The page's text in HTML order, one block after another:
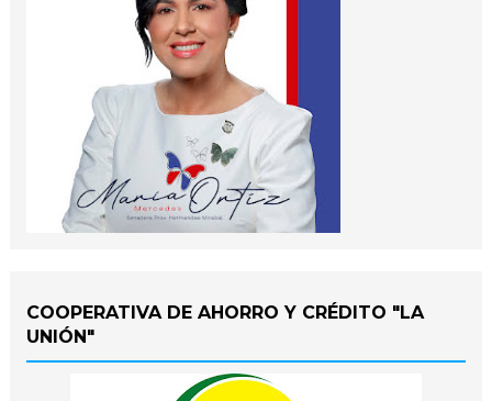
COOPERATIVA DE AHORRO Y CRÉDITO "LA
UNIÓN"